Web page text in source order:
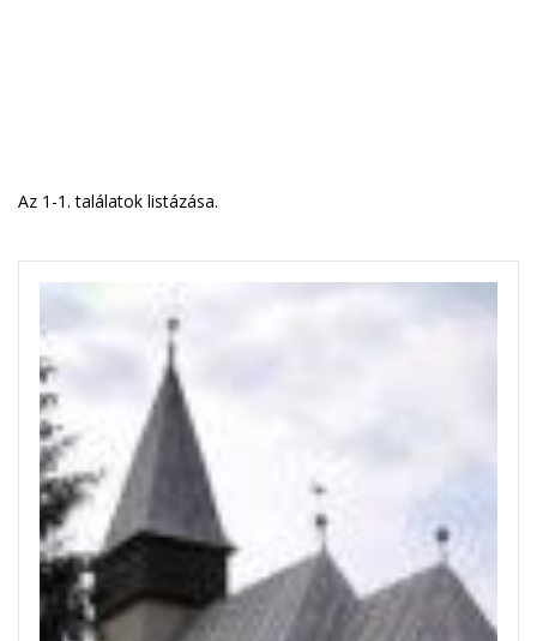
Az 1-1. találatok listázása.